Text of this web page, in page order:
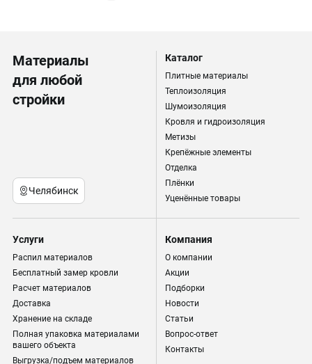
Материалы
для любой
стройки
Челябинск
Каталог
Плитные материалы
Теплоизоляция
Шумоизоляция
Кровля и гидроизоляция
Метизы
Крепёжные элементы
Отделка
Плёнки
Уценённые товары
Услуги
Распил материалов
Бесплатный замер кровли
Расчет материалов
Доставка
Хранение на складе
Полная упаковка материалами
вашего объекта
Выгрузка/подъем материалов
Компания
О компании
Акции
Подборки
Новости
Статьи
Вопрос-ответ
Контакты